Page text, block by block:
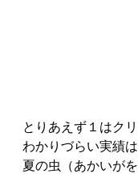
とりあえず１はクリ
わかりづらい実績
夏の虫（あかいがを